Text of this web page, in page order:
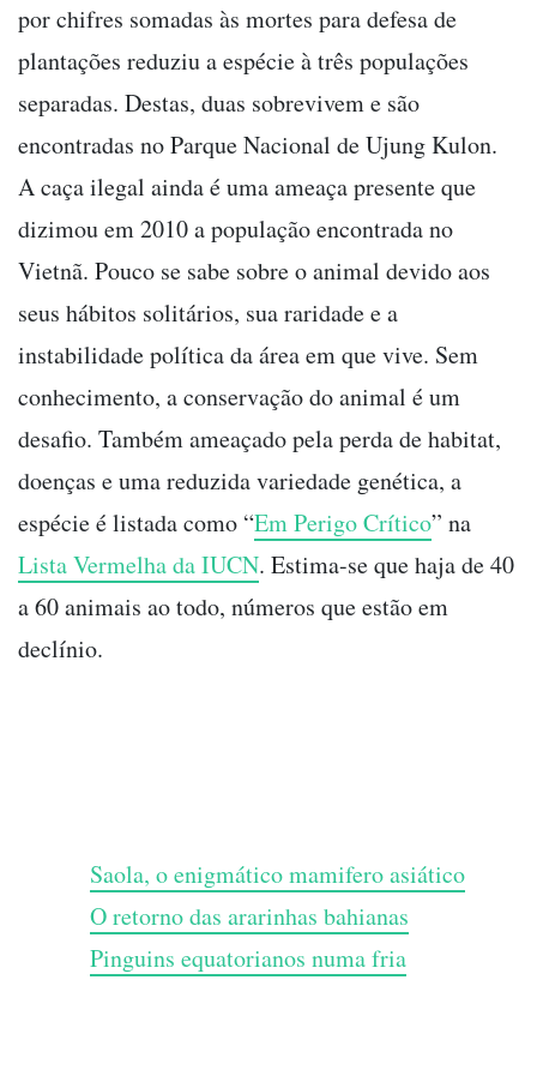
por chifres somadas às mortes para defesa de
plantações reduziu a espécie à três populações
separadas. Destas, duas sobrevivem e são
encontradas no Parque Nacional de Ujung Kulon.
A caça ilegal ainda é uma ameaça presente que
dizimou em 2010 a população encontrada no
Vietnã. Pouco se sabe sobre o animal devido aos
seus hábitos solitários, sua raridade e a
instabilidade política da área em que vive. Sem
conhecimento, a conservação do animal é um
desafio. Também ameaçado pela perda de habitat,
doenças e uma reduzida variedade genética, a
espécie é listada como “Em Perigo Crítico” na
Lista Vermelha da IUCN. Estima-se que haja de 40
a 60 animais ao todo, números que estão em
declínio.
Saola, o enigmático mamifero asiático
O retorno das ararinhas bahianas
Pinguins equatorianos numa fria